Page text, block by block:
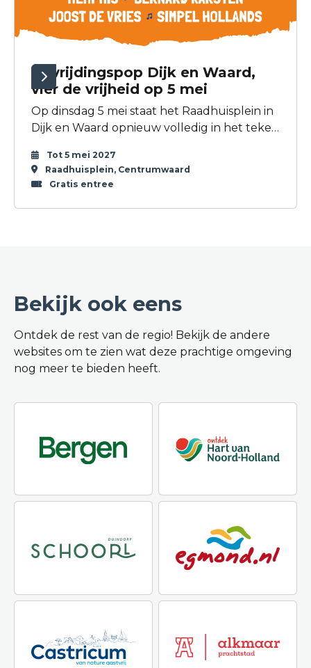
Bevrijdingspop Dijk en Waard,
vier de vrijheid op 5 mei
Op dinsdag 5 mei staat het Raadhuisplein in
Dijk en Waard opnieuw volledig in het teken
jaarlijkse Bevrijdingspop Dijk en Waard biedt
een dag vol liveoptredens, kinderactiviteiten
belang van vrijheid. Al jarenlang wordt het
Bevrijdingspop Dijk en Waard is een
cultureel muziekfestival dat ieder jaar
wordt gehouden op 5 mei rond het
gezellige en bruisende raadhuisplein. De
Stichting Cultureel 072 is al jaren lang
initiatiefnemer en organisator van deze
aanbieden van een breed programma van
bands en artiesten. Gratis toegang!
Tot 5 mei 2027
Raadhuisplein, Centrumwaard
Gratis entree
Bekijk ook eens
Ontdek de rest van de regio! Bekijk de andere
websites om te zien wat deze prachtige omgeving
nog meer te bieden heeft.